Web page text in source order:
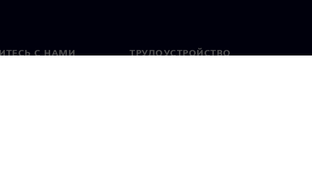
С НАМИ ТРУДОУСТРОЙСТВО